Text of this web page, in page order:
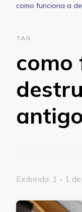
como funciona a
TAG
como
Exibindo: 1 - 1